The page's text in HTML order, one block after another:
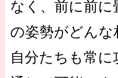
なく、前に前
の姿勢がどん
自分たちも常